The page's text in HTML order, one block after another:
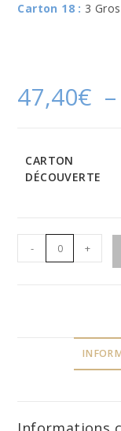
Carton 18 : 3
47,40€ –
CARTON
DÉCOUVERTE
- +